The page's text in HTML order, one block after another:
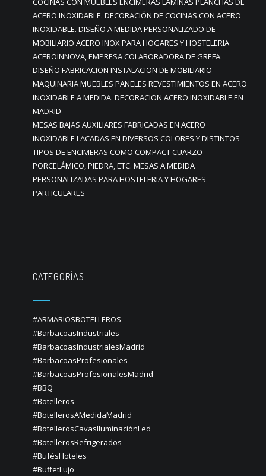
ACERO INOXIDABLE. DECORACIÓN DE COCINAS CON ACERO
INOXIDABLE. DISEÑO A MEDIDA PERSONALIZADO DE
MOBILIARIO ACERO INOX PARA HOGARES Y HOSTELERIA
ACEROINNOVA, EMPRESA COLABORADORA DE GREFA.
DISEÑO FABRICACION INSTALACION DE MOBILIARIO
MAQUINARIA MUEBLES PANELES REVESTIMIENTOS EN ACERO
INOXIDABLE A MEDIDA. DECORACION ACERO INOXIDABLE EN
MADRID
MESAS BAJAS AUXILIARES FABRICADAS EN ACERO
INOXIDABLE LACADAS EN DIVERSOS COLORES Y DISTINTOS
TIPOS DE ENCIMERAS COMO COMPACT CUARZO
PORCELÁMICO, PIEDRA, ETC. MESAS A MEDIDA
PERSONALIZADAS PARA HOSTELERIA Y HOGARES
PARTICULARES
CATEGORÍAS
#ARMARIOSBOTELLEROS
#BarbacoasIndustriales
#BarbacoasIndustrialesMadrid
#BarbacoasProfesionales
#BarbacoasProfesionalesMadrid
#BBQ
#Botelleros
#BotellerosAMedidaMadrid
#BotellerosCavasIluminaciónLed
#BotellerosRefrigerados
#BufésHoteles
#BuffetLujo